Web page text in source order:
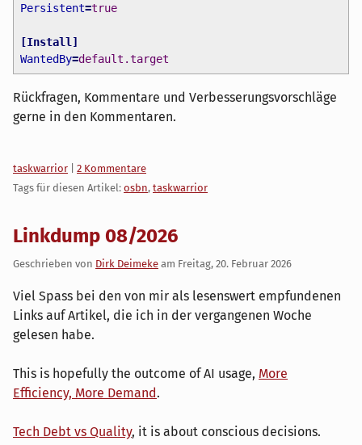
Persistent=true
[Install ]
WantedBy=default.target
Rückfragen, Kommentare und Verbesserungsvorschläge
gerne in den Kommentaren.
Kategorien:
taskwarrior
2 Kommentare
Tags für diesen Artikel: osbn, taskwarrior
Linkdump 08/2026
Geschrieben von Dirk Deimeke am Freitag, 20. Februar 2026
Viel Spass bei den von mir als lesenswert empfundenen
Links auf Artikel, die ich in der vergangenen Woche
gelesen habe.
This is hopefully the outcome of AI usage, More
Efficiency, More Demand .
Tech Debt vs Quality, it is about conscious decisions.